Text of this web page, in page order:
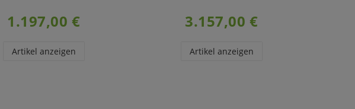
1.197,00 €
Artikel anzeigen
3.157,00 €
Artikel anzeigen